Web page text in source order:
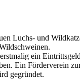
Luchs- und
ein
Ein Förderverein
gegründet.